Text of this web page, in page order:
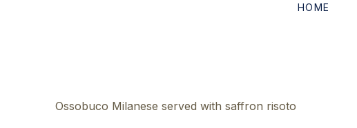
HOME
Ossobuco Milanese served with saffron risoto